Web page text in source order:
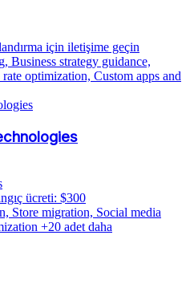
için iletişime geçin
Business strategy guidance,
optimization, Custom apps and
ücreti: $300
Store migration, Social media
+20 adet daha